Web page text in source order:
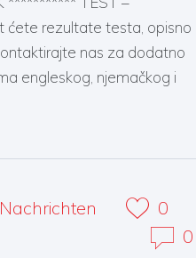
ćete rezultate testa, opisno
nas za dodatno
engleskog, njemačkog i
Nachrichten
0
0